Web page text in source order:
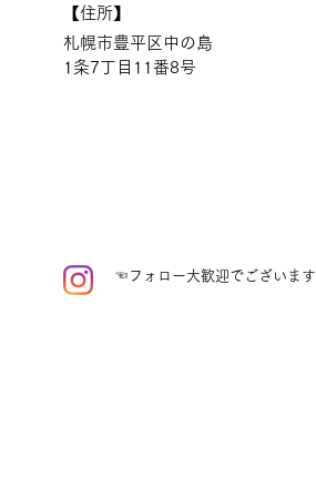
【住所】
札幌市豊平区中の島
​1条7丁目11番8号
​​☜フォロー大歓迎でございます